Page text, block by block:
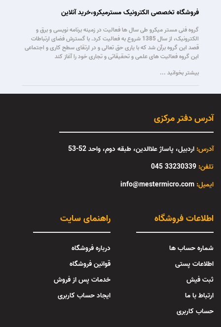
فروشگاه تخصصی الکترونیک مسترمیکرو،خرید آنلاین
گروه فنی مستر میکرو طی سال ها فعالیت در زمینه برنامه نویسی و برق و
الکترونیک، از سال 1385 شروع به فعالیت کرد. با گسترش فضای ارتباطات
قصد این گروه برآن شد که با یاری حق تعالی و در ارتقای سطح کاری و اجتماعی
این گروه فعالیت های علمی و تحقیقاتی و تجاری خود را آغاز کند
بیشتر بخوانید ...
آدرس دفتر مرکزی
آدرس: اردبیل، پاساژ علاالدین، طبقه دوم، واحد 52-53
تلفن: 33230339 045
info@mestermicro.com :ایمیل
راهنمای سایت
درباره فروشگاه
قوانین فروشگاه
خدمات پس از فروش
ایجاد حساب کاربری
اطلاعات فروشگاه
شماره حساب ها
اطلاعات پستی
ثبت فیش
ارتباط با ما
حساب کاربری